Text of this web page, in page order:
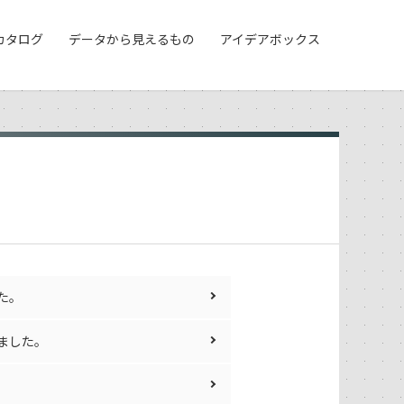
タログ データから見えるもの アイデアボックス
た。